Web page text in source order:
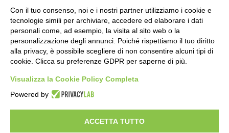
Gestione consensi cookie
Amministrazione trasparente
Pagina visualizzata
1471 volte
Sezione Copyright
Copyright 2026 | Engineered and powered by Gruppo Spaggiari
Parma S.p.A. | Divisione Publishing & New Social Media
Con il tuo consenso, noi e i nostri partner utilizziamo i cookie e
tecnologie simili per archiviare, accedere ed elaborare i dati
personali come, ad esempio, la visita al sito web o la
personalizzazione degli annunci. Poiché rispettiamo il tuo diritto
alla privacy, è possibile scegliere di non consentire alcuni tipi di
cookie. Clicca su preferenze GDPR per saperne di più.
Visualizza la Cookie Policy Completa
Powered by
ACCETTA TUTTO